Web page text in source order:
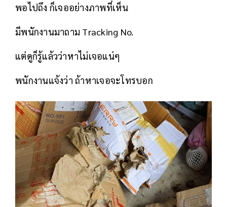
พอไปถึง ก็เจออย่างภาพที่เห็น
มีพนักงานมาถาม Tracking No.
แต่ดูก็รู้แล้วว่าหาไม่เจอแน่ๆ
พนักงานแจ้งว่า ถ้าหาเจอจะโทรบอก